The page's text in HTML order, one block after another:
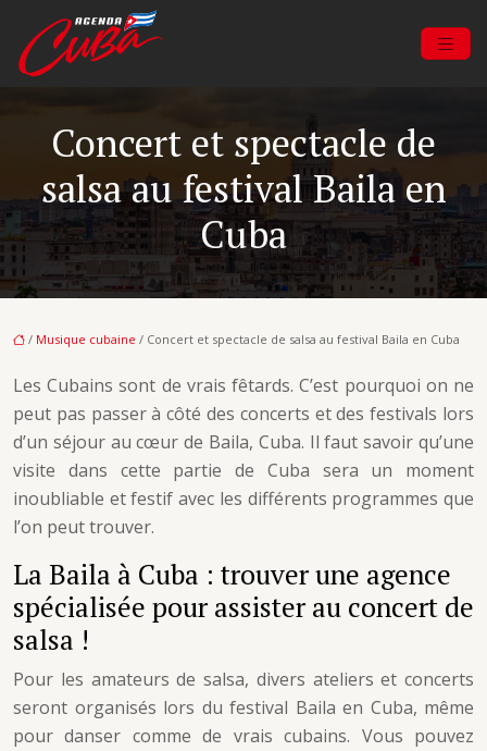
Concert et spectacle de
salsa au festival Baila en
Cuba
/ Musique cubaine / Concert et spectacle de salsa au festival Baila en Cuba
Les Cubains sont de vrais fêtards. C’est pourquoi on ne
peut pas passer à côté des concerts et des festivals lors
d’un séjour au cœur de Baila, Cuba. Il faut savoir qu’une
visite dans cette partie de Cuba sera un moment
inoubliable et festif avec les différents programmes que
l’on peut trouver.
La Baila à Cuba : trouver une agence
spécialisée pour assister au concert de
salsa !
Pour les amateurs de salsa, divers ateliers et concerts
seront organisés lors du festival Baila en Cuba, même
pour danser comme de vrais cubains. Vous pouvez